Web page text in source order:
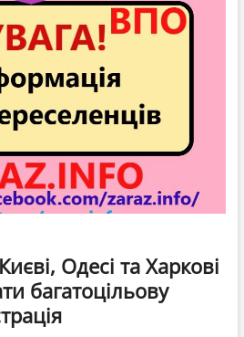
Одесі та Харкові
багатоцільову